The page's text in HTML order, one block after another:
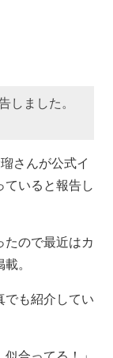
しました。
さんが公式イ
ていると報告し
ので最近はカ
。
も紹介してい